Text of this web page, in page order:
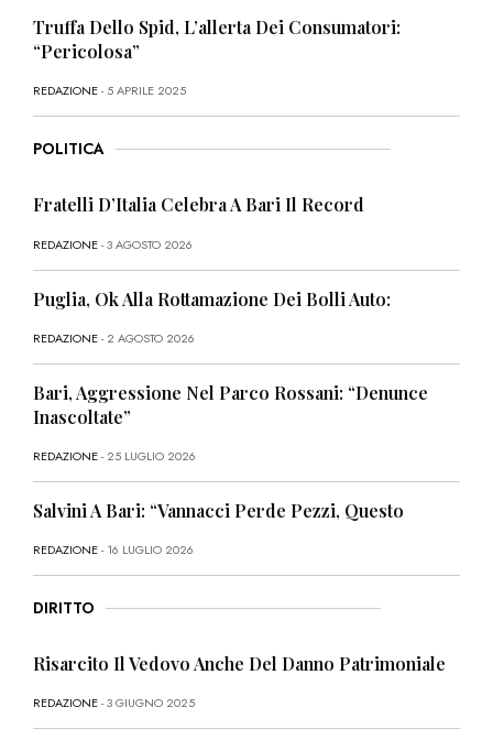
Truffa Dello Spid, L’allerta Dei Consumatori:
“Pericolosa”
REDAZIONE- 5 APRILE 2025
POLITICA
Fratelli D’Italia Celebra A Bari Il Record
REDAZIONE- 3 AGOSTO 2026
Puglia, Ok Alla Rottamazione Dei Bolli Auto:
REDAZIONE- 2 AGOSTO 2026
Bari, Aggressione Nel Parco Rossani: “Denunce
Inascoltate”
REDAZIONE- 25 LUGLIO 2026
Salvini A Bari: “Vannacci Perde Pezzi, Questo
REDAZIONE- 16 LUGLIO 2026
DIRITTO
Risarcito Il Vedovo Anche Del Danno Patrimoniale
REDAZIONE- 3 GIUGNO 2025